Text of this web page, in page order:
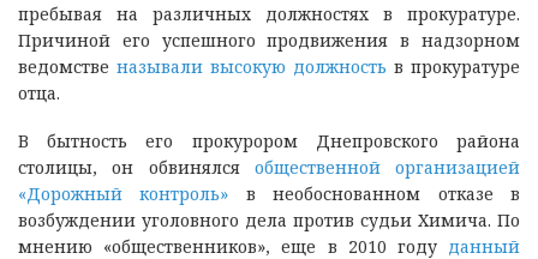
пребывая на различных должностях в прокуратуре.
Причиной его успешного продвижения в надзорном
ведомстве называли высокую должность в прокуратуре
отца.
В бытность его прокурором Днепровского района
столицы, он обвинялся общественной организацией
«Дорожный контроль» в необоснованном отказе в
возбуждении уголовного дела против судьи Химича. По
мнению «общественников», еще в 2010 году данный